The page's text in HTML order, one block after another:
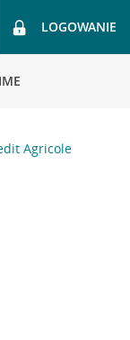
LOGOWANIE
Agricole